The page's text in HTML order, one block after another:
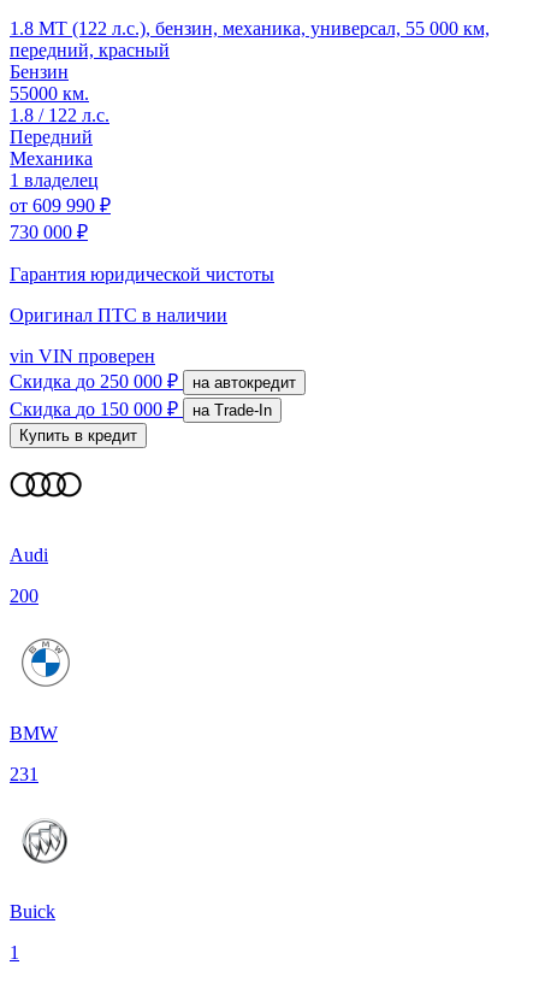
1.8 MT (122 л.с.), бензин, механика, универсал, 55 000 км,
передний, красный
Бензин
55000 км.
1.8 / 122 л.с.
Передний
Механика
1 владелец
от 609 990 ₽
730 000 ₽
Гарантия юридической чистоты
Оригинал ПТС в наличии
vin VIN проверен
Скидка до 250 000 ₽ на автокредит
Скидка до 150 000 ₽
на Trade-In
Купить в кредит
Audi
200
BMW
231
Buick
1